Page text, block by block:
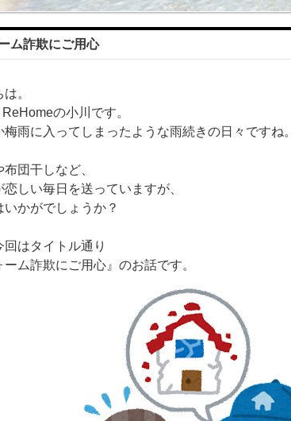
ム詐欺にご用心
。
の小川です。
梅雨に入ってしまったような雨続きの日々ですね。
団干しなど、
恋しい毎日を送っていますが、
いかがでしょうか？
回はタイトル通り
ーム詐欺にご用心』のお話です。